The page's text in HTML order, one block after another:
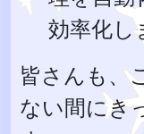
効率化し
皆さんも、
ない間にき